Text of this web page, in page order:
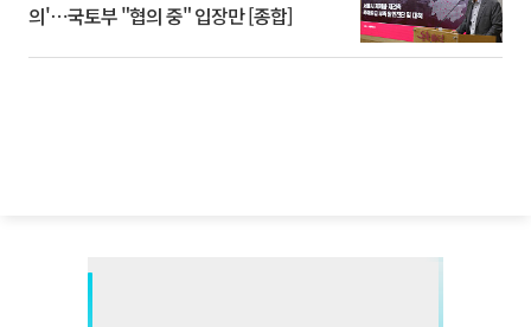
의'⋯국토부 "협의 중" 입장만 [종합]